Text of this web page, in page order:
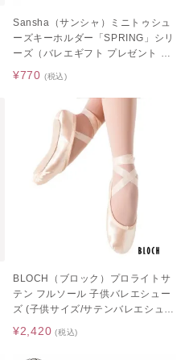
Sansha（サンシャ）ミニトゥシュ
ーズキーホルダー「SPRING」シリ
ーズ（バレエギフト プレゼント 発
表会お返し）
¥770 (税込)
BLOCH（ブロック）プロライトサ
テン フルソール 子供バレエシュー
ズ (子供サイズ/サテンバレエシュー
ズ)
¥2,420 (税込)